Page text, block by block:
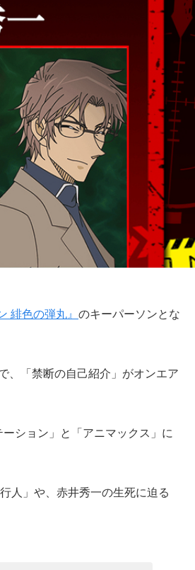
緋色の弾丸』 のキーパーソンとな
、「禁断の自己紹介」がオンエア
ション」と「アニマックス」に
人」や、赤井秀一の生死に迫る